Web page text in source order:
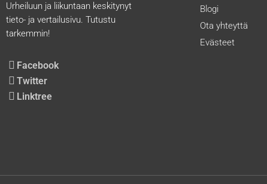
Urheiluun ja liikuntaan keskitynyt
tieto- ja vertailusivu. Tutustu
tarkemmin!
Facebook
Twitter
Linktree
Blogi
Ota yhteyttä
Evästeet